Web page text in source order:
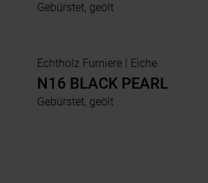
Gebürstet, geölt
Echtholz Furniere | Eiche
N16 BLACK PEARL
Gebürstet, geölt